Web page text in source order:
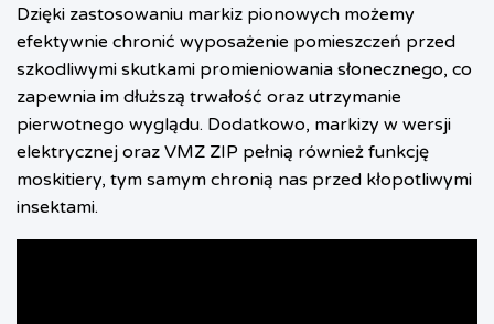
Dzięki zastosowaniu markiz pionowych możemy
efektywnie chronić wyposażenie pomieszczeń przed
szkodliwymi skutkami promieniowania słonecznego, co
zapewnia im dłuższą trwałość oraz utrzymanie
pierwotnego wyglądu. Dodatkowo, markizy w wersji
elektrycznej oraz VMZ ZIP pełnią również funkcję
moskitiery, tym samym chronią nas przed kłopotliwymi
insektami.